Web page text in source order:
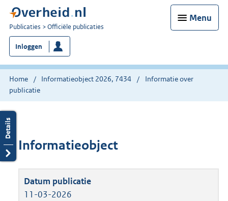
Menu
U
bent
nu
hier:
Publicaties Officiële publicaties
Inloggen
Home Informatieobject 2026, 7434
Informatie over
publicatie
Informatieobject
11-03-2026